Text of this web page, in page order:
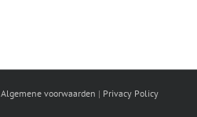
Algemene voorwaarden | Privacy Policy